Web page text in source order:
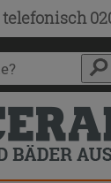
telefonisch